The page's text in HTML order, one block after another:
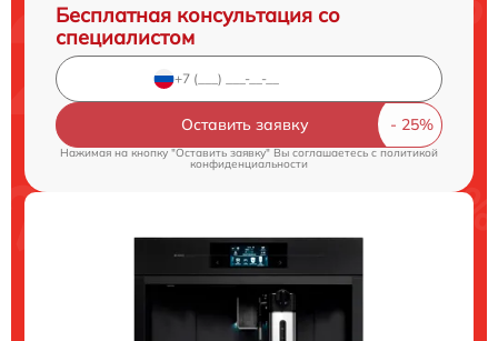
Бесплатная консультация со
специалистом
Оставить заявку
Нажимая на кнопку "Оставить заявку" Вы соглашаетесь cполитикой
конфиденциальности